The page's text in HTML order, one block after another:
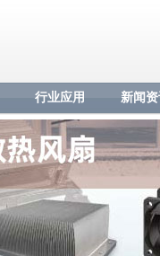
行业应用 新闻